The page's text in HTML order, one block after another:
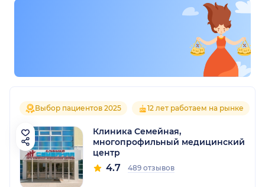
Выбор пациентов 2025 12 лет работаем на рынке
Клиника Семейная,
многопрофильный медицинский
центр
4.7 489 отзывов